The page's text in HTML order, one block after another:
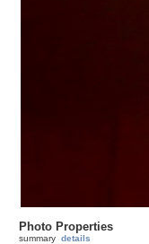
Photo Properties
summary details